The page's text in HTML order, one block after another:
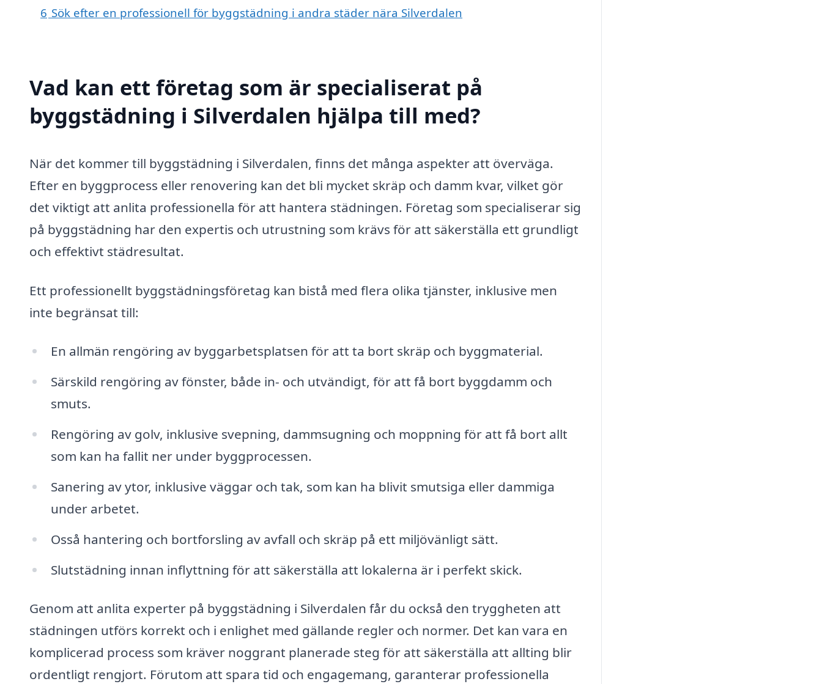
6 Sök efter en professionell för byggstädning i andra städer nära Silverdalen
Vad kan ett företag som är specialiserat på
byggstädning i Silverdalen hjälpa till med?
När det kommer till byggstädning i Silverdalen, finns det många aspekter att överväga.
Efter en byggprocess eller renovering kan det bli mycket skräp och damm kvar, vilket gör
det viktigt att anlita professionella för att hantera städningen. Företag som specialiserar sig
på byggstädning har den expertis och utrustning som krävs för att säkerställa ett grundligt
och effektivt städresultat.
Ett professionellt byggstädningsföretag kan bistå med flera olika tjänster, inklusive men
inte begränsat till:
En allmän rengöring av byggarbetsplatsen för att ta bort skräp och byggmaterial.
Särskild rengöring av fönster, både in- och utvändigt, för att få bort byggdamm och
smuts.
Rengöring av golv, inklusive svepning, dammsugning och moppning för att få bort allt
som kan ha fallit ner under byggprocessen.
Sanering av ytor, inklusive väggar och tak, som kan ha blivit smutsiga eller dammiga
under arbetet.
Osså hantering och bortforsling av avfall och skräp på ett miljövänligt sätt.
Slutstädning innan inflyttning för att säkerställa att lokalerna är i perfekt skick.
Genom att anlita experter på byggstädning i Silverdalen får du också den tryggheten att
städningen utförs korrekt och i enlighet med gällande regler och normer. Det kan vara en
komplicerad process som kräver noggrant planerade steg för att säkerställa att allting blir
ordentligt rengjort. Förutom att spara tid och engagemang, garanterar professionella